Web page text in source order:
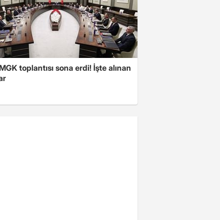
toplantısı sona erdi! İşte alınan